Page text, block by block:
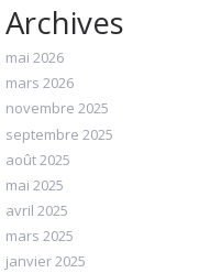
Archives
mai 2026
mars 2026
novembre 2025
septembre 2025
août 2025
mai 2025
avril 2025
mars 2025
janvier 2025